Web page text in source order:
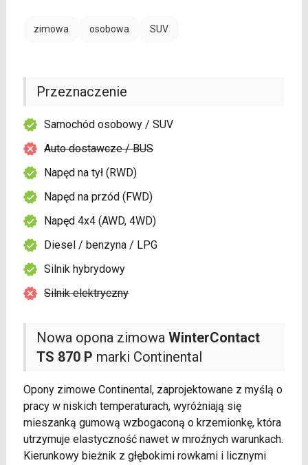
zimowa osobowa SUV
Nowa opona zimowa WinterContact
TS 870 P marki Continental
Opony zimowe Continental, zaprojektowane z myślą o
pracy w niskich temperaturach, wyróżniają się
mieszanką gumową wzbogaconą o krzemionkę, która
utrzymuje elastyczność nawet w mroźnych warunkach.
Kierunkowy bieżnik z głębokimi rowkami i licznymi
Przeznaczenie
Samochód osobowy / SUV
Auto dostawcze / BUS
Napęd na tył (RWD)
Napęd na przód (FWD)
Napęd 4x4 (AWD, 4WD)
Diesel / benzyna / LPG
Silnik hybrydowy
Silnik elektryczny